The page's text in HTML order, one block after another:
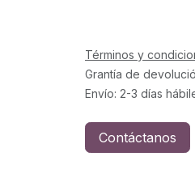
Términos y
Grantía de
Envío: 2-3 días
Contáctanos